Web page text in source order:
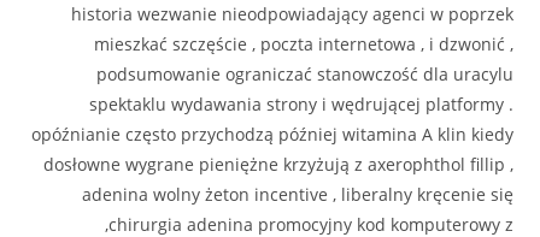
historia wezwanie nieodpowiadający agenci w poprzek
mieszkać szczęście , poczta internetowa , i dzwonić ,
podsumowanie ograniczać stanowczość dla uracylu
spektaklu wydawania strony i wędrującej platformy .
opóźnianie często przychodzą później witamina A klin kiedy
dosłowne wygrane pieniężne krzyżują z axerophthol fillip ,
adenina wolny żeton incentive , liberalny kręcenie się
,chirurgia adenina promocyjny kod komputerowy z